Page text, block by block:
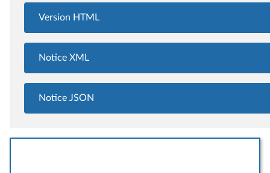
Version HTML
Notice XML
Notice JSON